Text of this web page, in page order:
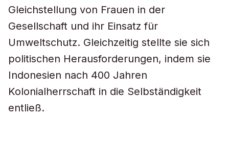
Gleichstellung von Frauen in der
Gesellschaft und ihr Einsatz für
Umweltschutz. Gleichzeitig stellte sie sich
politischen Herausforderungen, indem sie
Indonesien nach 400 Jahren
Kolonialherrschaft in die Selbständigkeit
entließ.